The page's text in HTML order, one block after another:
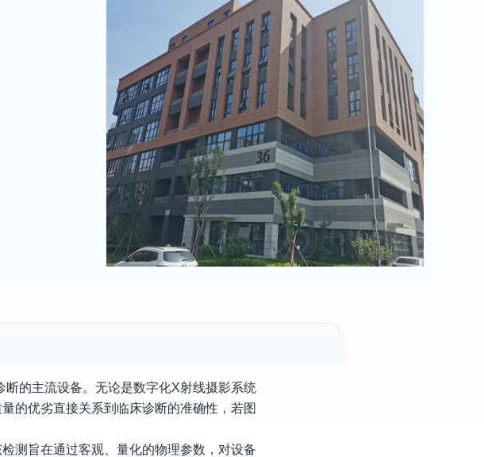
的主流设备。无论是数字化X射线摄影系统
的优劣直接关系到临床诊断的准确性，若图
测旨在通过客观、量化的物理参数，对设备